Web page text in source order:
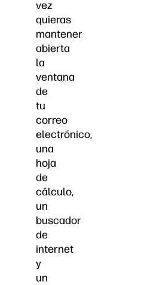
vez
quieras
mantener
abierta
la
ventana
de
tu
correo
electrónico,
una
hoja
de
cálculo,
un
buscador
de
internet
y
un